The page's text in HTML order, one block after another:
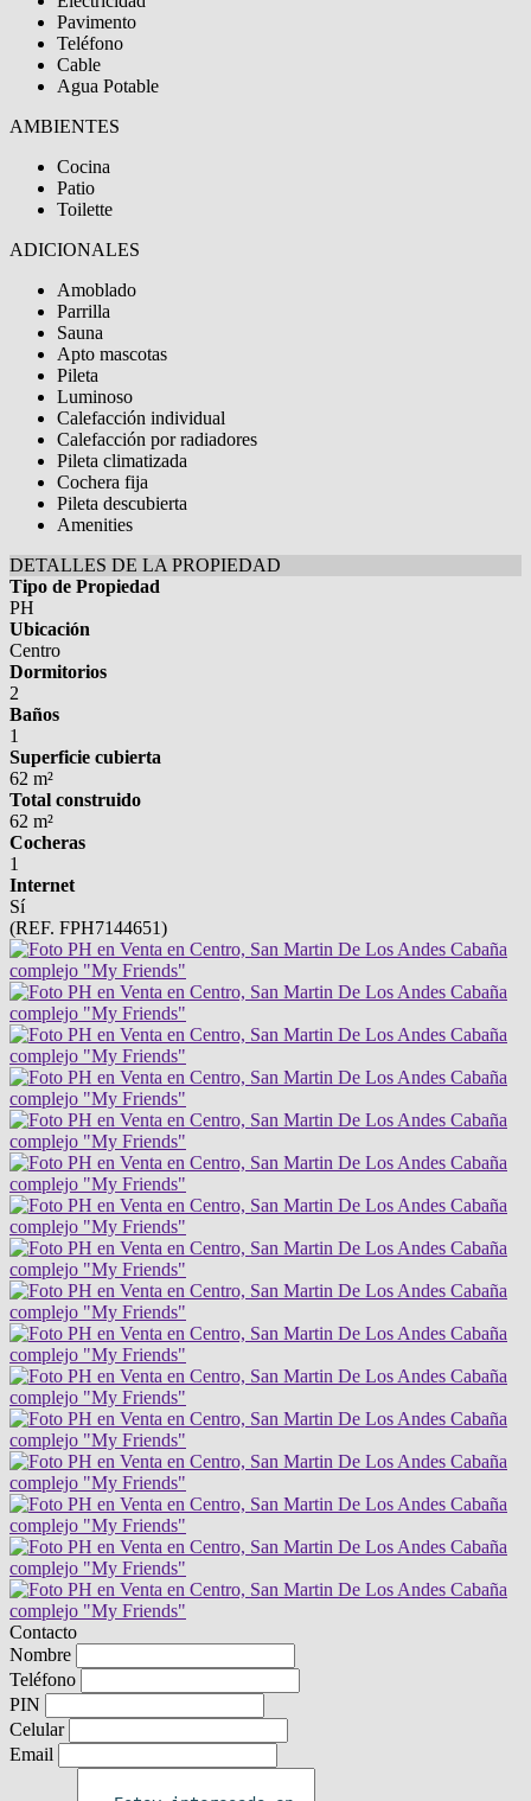
Pavimento
Teléfono
Cable
Agua Potable
AMBIENTES
Cocina
Patio
Toilette
ADICIONALES
Amoblado
Parrilla
Sauna
Apto mascotas
Pileta
Luminoso
Calefacción individual
Calefacción por radiadores
Pileta climatizada
Cochera fija
Pileta descubierta
Amenities
DETALLES DE LA PROPIEDAD
Tipo de Propiedad
PH
Ubicación
Centro
Dormitorios
2
Baños
1
Superficie cubierta
62 m²
Total construido
62 m²
Cocheras
1
Internet
Sí
(REF. FPH7144651)
Contacto
Nombre
Teléfono
PIN
Celular
Email